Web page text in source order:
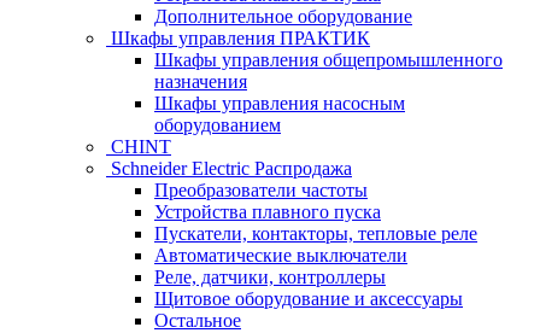
Дополнительное оборудование
Шкафы управления ПРАКТИК
Шкафы управления общепромышленного
назначения
Шкафы управления насосным
оборудованием
CHINT
Schneider Electric Распродажа
Преобразователи частоты
Устройства плавного пуска
Пускатели, контакторы, тепловые реле
Автоматические выключатели
Реле, датчики, контроллеры
Щитовое оборудование и аксессуары
Остальное